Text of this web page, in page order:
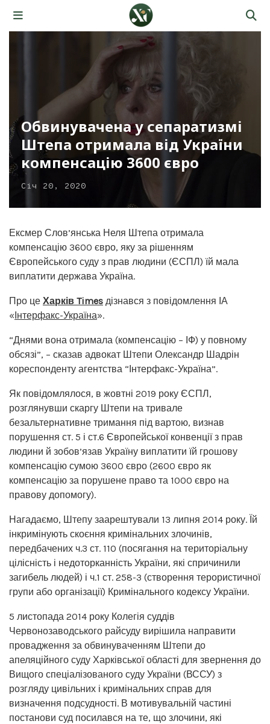
Обвинувачена у сепаратизмі
Штепа отримала від України
компенсацію 3600 євро
Січ 20, 2020
Ексмер Слов’янська Неля Штепа отримала
компенсацію 3600 євро, яку за рішенням
Європейського суду з прав людини (ЄСПЛ) їй мала
виплатити держава Україна.
Про це Харків Times дізнався з повідомлення ІА
«Інтерфакс-Україна».
“Днями вона отримала (компенсацію – ІФ) у повному
обсязі”, – сказав адвокат Штепи Олександр Шадрін
кореспонденту агентства “Інтерфакс-Україна”.
Як повідомлялося, в жовтні 2019 року ЄСПЛ,
розглянувши скаргу Штепи на тривале
безальтернативне тримання під вартою, визнав
порушення ст. 5 і ст.6 Європейської конвенції з прав
людини й зобов’язав Україну виплатити їй грошову
компенсацію сумою 3600 євро (2600 євро як
компенсацію за порушене право та 1000 євро на
правову допомогу).
Нагадаємо, Штепу заарештували 13 липня 2014 року. Їй
інкримінують скоєння кримінальних злочинів,
передбачених ч.3 ст. 110 (посягання на територіальну
цілісність і недоторканність України, які спричинили
загибель людей) і ч.1 ст. 258-3 (створення терористичної
групи або організації) Кримінального кодексу України.
5 листопада 2014 року Колегія суддів
Червонозаводського райсуду вирішила направити
провадження за обвинуваченням Штепи до
апеляційного суду Харківської області для звернення до
Вищого спеціалізованого суду України (ВССУ) з
розгляду цивільних і кримінальних справ для
визначення подсудності. В мотивувальній частині
постанови суд посилався на те, що злочини, які